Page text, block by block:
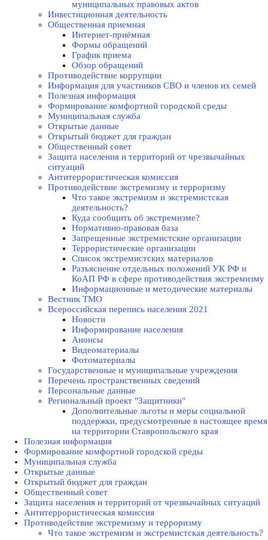
муниципальных правовых актов
Инвестиционная деятельность
Общественная приемная
Интернет-приёмная
Формы обращений
График приема
Обзор обращений
Противодействие коррупции
Информация для участников СВО и членов их семей
Полезная информация
Формирование комфортной городской среды
Муниципальная служба
Открытые данные
Открытый бюджет для граждан
Общественный совет
Защита населения и территорий от чрезвычайных
ситуаций
Антитеррористическая комиссия
Противодействие экстремизму и терроризму
Что такое экстремизм и экстремистская
деятельность?
Куда сообщить об экстремизме?
Нормативно-правовая база
Запрещенные экстремистские организации
Террористические организации
Список экстремистских материалов
Разъяснение отдельных положений УК РФ и
КоАП РФ в сфере противодействия экстремизму
Информационные и методические материалы
Вестник ТМО
Всероссийская перепись населения 2021
Новости
Информирование населения
Анонсы
Видеоматериалы
Фотоматериалы
Государственные и муниципальные учреждения
Перечень пространственных сведений
Персональные данные
Региональный проект "Защитники"
Дополнительные льготы и меры социальной
поддержки, предусмотренные в настоящее время
на территории Ставропольского края
Полезная информация
Формирование комфортной городской среды
Муниципальная служба
Открытые данные
Открытый бюджет для граждан
Общественный совет
Защита населения и территорий от чрезвычайных ситуаций
Антитеррористическая комиссия
Противодействие экстремизму и терроризму
Что такое экстремизм и экстремистская деятельность?